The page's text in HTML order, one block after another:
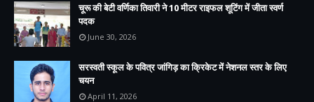
चूरू की बेटी वर्णिका तिवारी ने 10 मीटर राइफल शूटिंग में जीता स्वर्ण
पदक
June 30, 2026
सरस्वती स्कूल के पवित्र जांगिड़ का क्रिकेट में नेशनल स्तर के लिए
चयन
April 11, 2026